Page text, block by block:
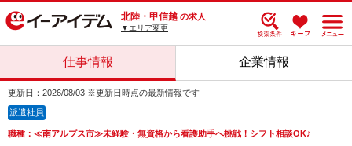
北陸・甲信越 の求人
▼エリア変更
仕事情報 企業情報
更新日：2026/08/03 ※更新日時点の最新情報です
派遣社員
職種：≪南アルプス市≫未経験・無資格から看護助手へ挑戦！シフト相談OK♪